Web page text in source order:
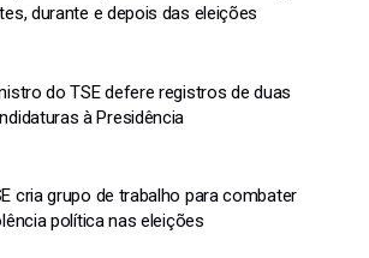
durante e depois das eleições
do TSE defere registros de duas
à Presidência
cria grupo de trabalho para combater
política nas eleições